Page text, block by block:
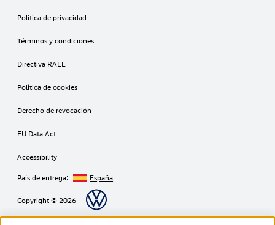
Política de privacidad
Términos y condiciones
Directiva RAEE
Política de cookies
Derecho de revocación
EU Data Act
Accessibility
País de entrega: España
Copyright © 2026